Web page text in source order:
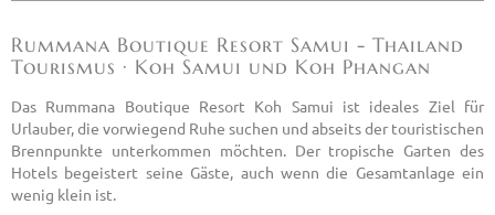
Rummana Boutique Resort Samui - Thailand
Tourismus · Koh Samui und Koh Phangan
Das Rummana Boutique Resort Koh Samui ist ideales Ziel für
Urlauber, die vorwiegend Ruhe suchen und abseits der touristischen
Brennpunkte unterkommen möchten. Der tropische Garten des
Hotels begeistert seine Gäste, auch wenn die Gesamtanlage ein
wenig klein ist.